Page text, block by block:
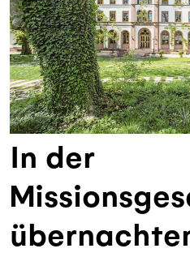
In der